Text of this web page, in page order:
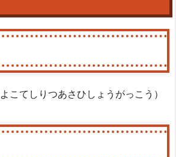
こてしりつあさひしょうがっこう）